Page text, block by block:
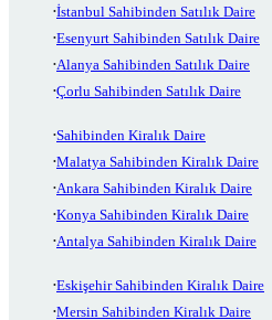
İstanbul Sahibinden Satılık Daire
Esenyurt Sahibinden Satılık Daire
Alanya Sahibinden Satılık Daire
Çorlu Sahibinden Satılık Daire
Sahibinden Kiralık Daire
Malatya Sahibinden Kiralık Daire
Ankara Sahibinden Kiralık Daire
Konya Sahibinden Kiralık Daire
Antalya Sahibinden Kiralık Daire
Eskişehir Sahibinden Kiralık Daire
Mersin Sahibinden Kiralık Daire